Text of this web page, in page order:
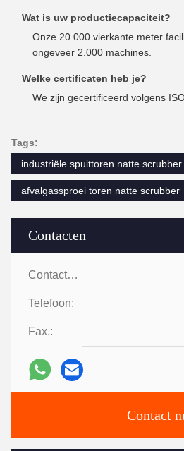
Contacten
Contacten:
Telefoon:
Fax.:
Contact
Wat is uw productiecapaciteit?
Onze 20.000 vierkante meter
ongeveer 2.000 machines.
Welke certificaten heb je?
We zijn gecertificeerd volgens
Tags:
industriële spuittoren natte scrubber
afvalgassproei toren natte scrubber